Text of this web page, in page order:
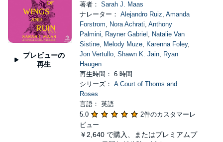
プレビューの
再生
著者： Sarah J. Maas
ナレーター： Alejandro Ruiz, Amanda
Forstrom, Nora Achrati, Anthony
Palmini, Rayner Gabriel , Natalie Van
Sistine, Melody Muze, Karenna Foley,
Jon Vertullo, Shawn K. Jain, Ryan
Haugen
再生時間： 6 時間
シリーズ： A Court of Thorns and
Roses
言語： 英語
5.0
2件のカスタマーレ
ビュー
￥2,640 で購入、またはプレミアムプ